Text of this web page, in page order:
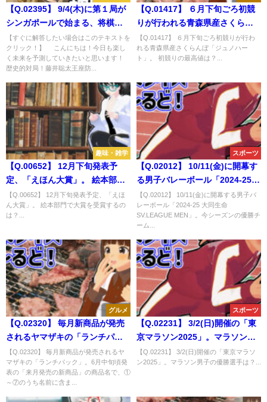
【Q.02395】 9/4(木)に第１局が
シンガポールで始まる、将棋
「第73期王座戦」五番勝負。藤
井聡太王座vs伊藤匠叡王の対戦
結果は？
【すぐに解答したい場合はこのテキストを
クリック！】 こんにちは！今日も楽し
く未来を予測していきたいと思います！
歴史的対局！藤井聡太王座防...
【Q.01417】 ６月下旬ごろ初競
りが行われる青森県産さくらん
ぼ「ジュノハート」。 初競りの
最高値は？
【Q.01417】 ６月下旬ごろ初競りが行わ
れる青森県産さくらんぼ「ジュノハー
ト」。 初競りの最高値は？...
趣味・雑学
【Q.00652】 12月下旬発表予
定、「えほん大賞」。 絵本部門
で大賞を受賞するのは？
【Q.00652】 12月下旬発表予定、「えほ
ん大賞」。 絵本部門で大賞を受賞するの
は？...
スポーツ
【Q.02012】 10/11(金)に開幕す
る男子バレーボール「2024-25
大同生命SV.LEAGUE MEN」。
今シーズンの優勝チームは？
【Q.02012】 10/11(金)に開幕する男子バ
レーボール「2024-25 大同生命
SV.LEAGUE MEN」。今シーズンの優勝チ
ーム...
グルメ
【Q.02320】 毎月新商品が発売
されるヤマザキの「ランチパッ
ク」。6月中旬頃発表の「来月発
売の新商品」の商品名で、①～
⑦のうち名前に含まれる単語
【Q.02320】 毎月新商品が発売されるヤ
マザキの「ランチパック」。6月中旬頃発
表の「来月発売の新商品」の商品名で、①
～⑦のうち名前に含ま...
スポーツ
【Q.02231】 3/2(日)開催の「東
京マラソン2025」。マラソン男
子の優勝選手は？
【Q.02231】 3/2(日)開催の「東京マラソ
ン2025」。マラソン男子の優勝選手は？...